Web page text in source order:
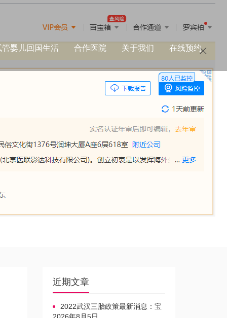
管婴儿回国生活 合作医院 关于我们 在线预约
近期文章
2022武汉三胎政策最新消息：宝